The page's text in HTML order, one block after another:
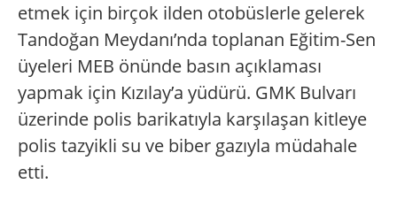
etmek için birçok ilden otobüslerle gelerek
Tandoğan Meydanı’nda toplanan Eğitim-Sen
üyeleri MEB önünde basın açıklaması
yapmak için Kızılay’a yüdürü. GMK Bulvarı
üzerinde polis barikatıyla karşılaşan kitleye
polis tazyikli su ve biber gazıyla müdahale
etti.